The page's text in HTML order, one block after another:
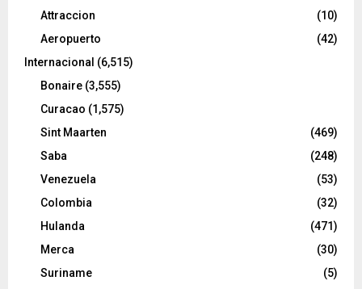
Attraccion
(10)
Aeropuerto
(42)
Internacional (6,515)
Bonaire (3,555)
Curacao (1,575)
Sint Maarten
(469)
Saba
(248)
Venezuela
(53)
Colombia
(32)
Hulanda
(471)
Merca
(30)
Suriname
(5)